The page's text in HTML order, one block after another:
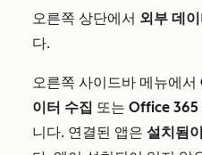
오른쪽 상단에서 외부 데
다.
오른쪽 사이드바 메뉴에서
이터 수집 또는 Office 365
니다. 연결된 앱은 설치됨